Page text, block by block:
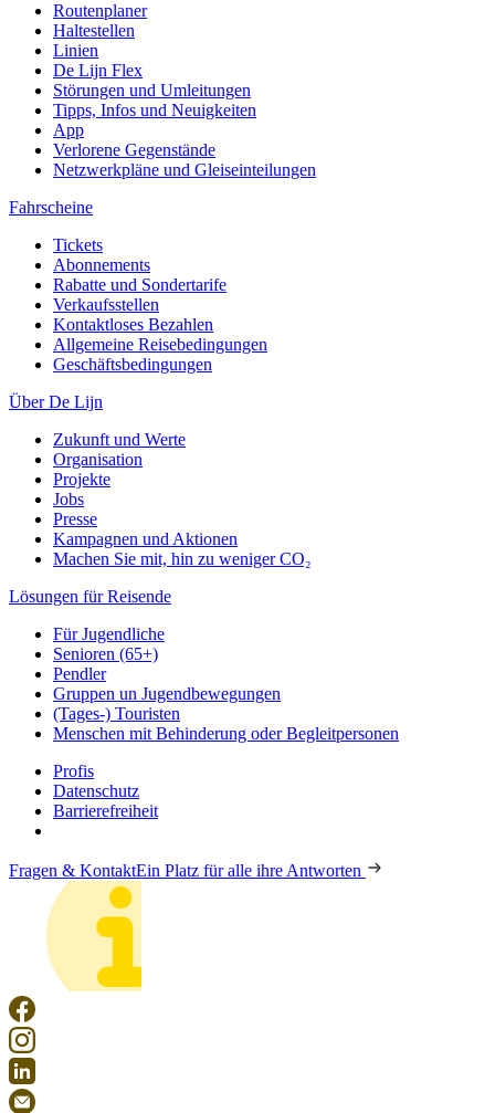
Routenplaner
Haltestellen
Linien
De Lijn Flex
Störungen und Umleitungen
Tipps, Infos und Neuigkeiten
App
Verlorene Gegenstände
Netzwerkpläne und Gleiseinteilungen
Fahrscheine
Tickets
Abonnements
Rabatte und Sondertarife
Verkaufsstellen
Kontaktloses Bezahlen
Allgemeine Reisebedingungen
Geschäftsbedingungen
Über De Lijn
Zukunft und Werte
Organisation
Projekte
Jobs
Presse
Kampagnen und Aktionen
Machen Sie mit, hin zu weniger CO₂
Lösungen für Reisende
Für Jugendliche
Senioren (65+)
Pendler
Gruppen un Jugendbewegungen
(Tages-) Touristen
Menschen mit Behinderung oder Begleitpersonen
Profis
Datenschutz
Barrierefreiheit
Fragen & KontaktEin Platz für alle ihre Antworten